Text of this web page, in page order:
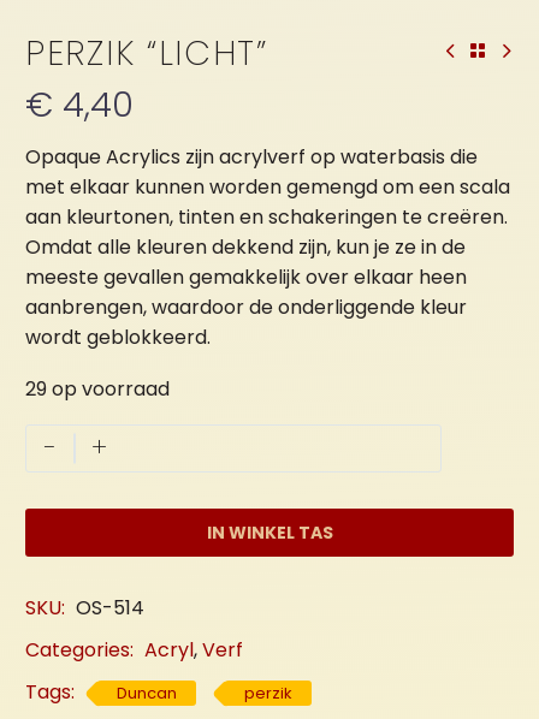
PERZIK “LICHT”
€ 4,40
Opaque Acrylics zijn acrylverf op waterbasis die
met elkaar kunnen worden gemengd om een scala
aan kleurtonen, tinten en schakeringen te creëren.
Omdat alle kleuren dekkend zijn, kun je ze in de
meeste gevallen gemakkelijk over elkaar heen
aanbrengen, waardoor de onderliggende kleur
wordt geblokkeerd.
29 op voorraad
-
Perzik
+
IN WINKEL TAS
SKU: OS-514
Categories: Acryl,Verf
Tags:
Duncan perzik